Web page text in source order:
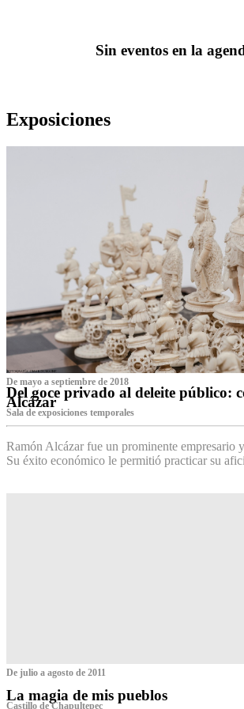
Sin eventos en la
Exposiciones
De mayo a septiembre de 2018
Del goce privado al deleite público:
Alcázar
Sala de exposiciones temporales
Ramón Alcázar fue un prominente empresario
Su éxito económico le permitió practicar su
De julio a agosto de 2011
La magia de mis pueblos
Castillo de Chapultepec